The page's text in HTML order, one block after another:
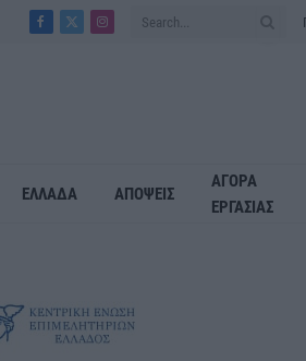
Facebook
X
Instagram
ΕΛΛΑΔΑ ΑΠΟΨΕΙΣ
ΑΓΟΡΑ
ΕΡΓΑΣΙΑΣ